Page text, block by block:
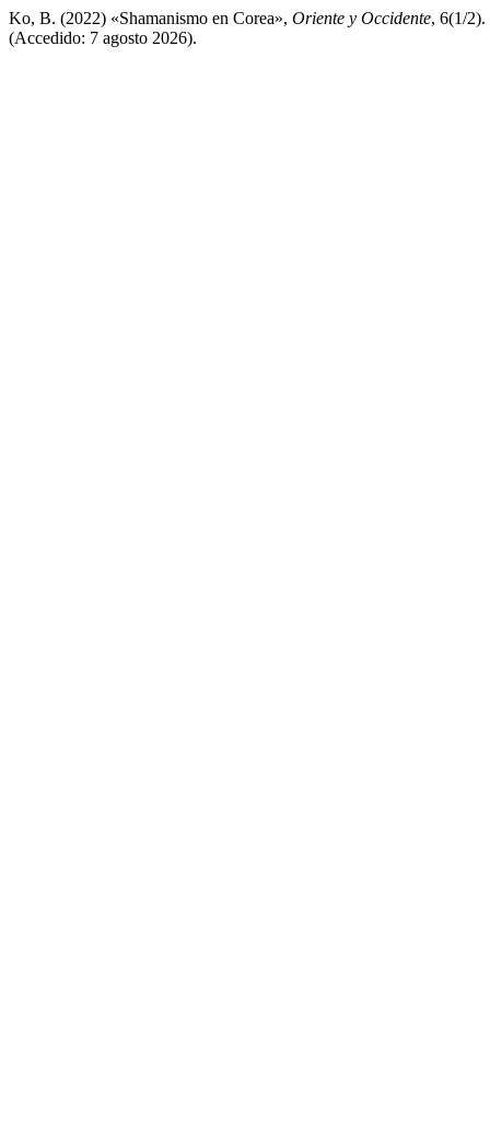
Ko, B. (2022) «Shamanismo en Corea», Oriente y Occidente, 6(1/2).
(Accedido: 7 agosto 2026).